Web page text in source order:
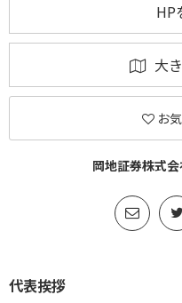
HP
大
お
岡地証券株式
代表挨拶